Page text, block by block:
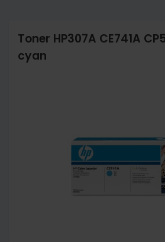
Toner HP307A CE741A
cyan